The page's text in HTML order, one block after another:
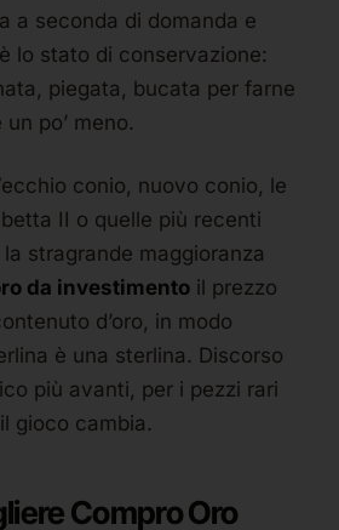
a seconda di domanda e
lo stato di conservazione:
piegata, bucata per farne
po’ meno.
conio, nuovo conio, le
II o quelle più recenti
stragrande maggioranza
da investimento il prezzo
d’oro, in modo
è una sterlina. Discorso
più avanti, per i pezzi rari
gioco cambia.
Compro Oro